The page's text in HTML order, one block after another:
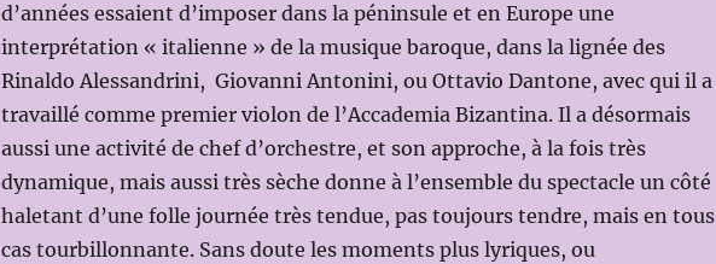
d’années essaient d’imposer dans la péninsule et en Europe une
interprétation « italienne » de la musique baroque, dans la lignée des
Rinaldo Alessandrini, Giovanni Antonini, ou Ottavio Dantone, avec qui il a
travaillé comme premier violon de l’Accademia Bizantina. Il a désormais
aussi une activité de chef d’orchestre, et son approche, à la fois très
dynamique, mais aussi très sèche donne à l’ensemble du spectacle un côté
haletant d’une folle journée très tendue, pas toujours tendre, mais en tous
cas tourbillonnante. Sans doute les moments plus lyriques, ou